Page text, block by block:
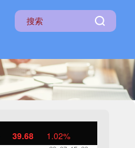
39.68 1.02%